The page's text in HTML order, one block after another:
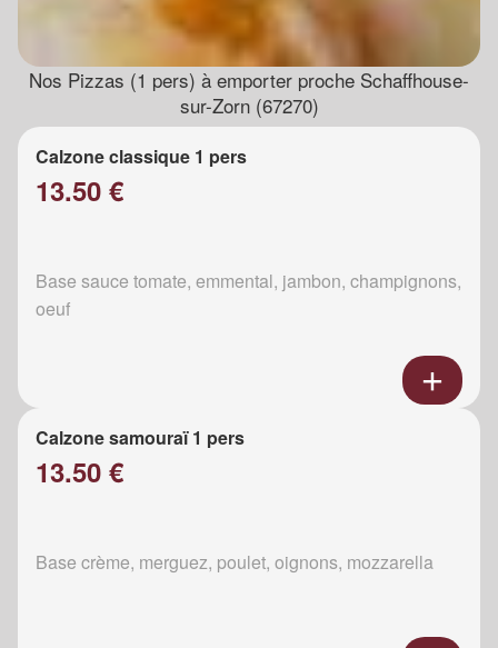
Nos Pizzas (1 pers) à emporter proche Schaffhouse-
sur-Zorn (67270)
Calzone classique 1 pers
13.50 €
Base sauce tomate, emmental, jambon, champignons,
oeuf
Calzone samouraï 1 pers
13.50 €
Base crème, merguez, poulet, oignons, mozzarella